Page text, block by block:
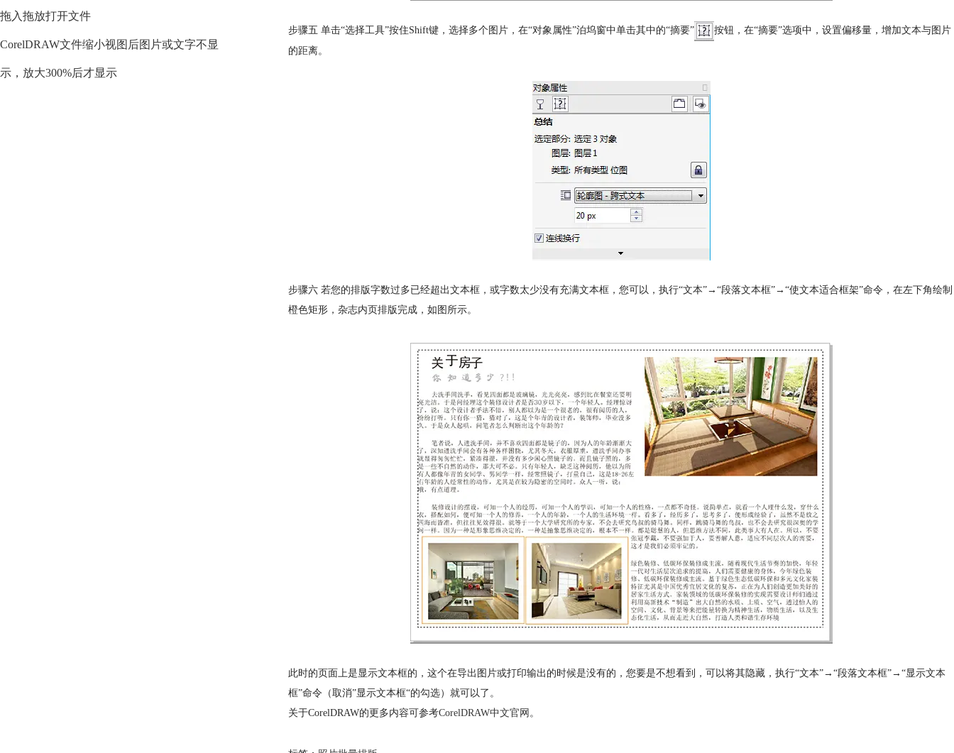
拖入拖放打开文件
CorelDRAW文件缩小视图后图片或文字不显
示，放大300%后才显示
步骤五 单击“选择工具”按住Shift键，选择多个图片，在“对象属性”泊坞窗中单击其中的“摘要”
按钮，在“摘要”选项中，设置偏移量，增加文本与图片
的距离。
步骤六 若您的排版字数过多已经超出文本框，或字数太少没有充满文本框，您可以，执行“文本”→“段落文本框”→“使文本适合框架”命令，在左下角绘制
橙色矩形，杂志内页排版完成，如图所示。
此时的页面上是显示文本框的，这个在导出图片或打印输出的时候是没有的，您要是不想看到，可以将其隐藏，执行“文本”→“段落文本框”→“显示文本
框”命令（取消”显示文本框“的勾选）就可以了。
关于CorelDRAW的更多内容可参考CorelDRAW中文官网 。